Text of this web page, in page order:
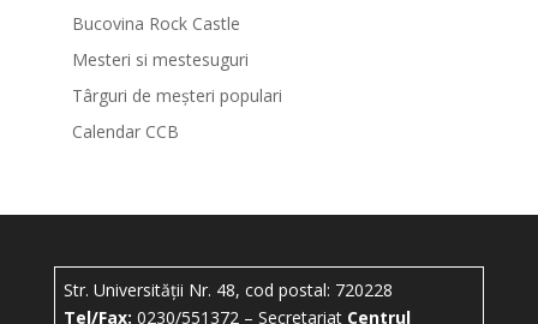
Bucovina Rock Castle
Mesteri si mestesuguri
Târguri de meșteri populari
Calendar CCB
Str. Universității Nr. 48, cod postal: 720228
Tel/Fax: 0230/551372 – Secretariat Centrul